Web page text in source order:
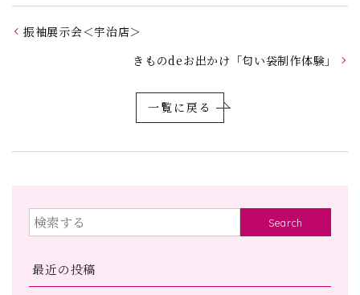
振袖展示会＜宇治店＞
きものdeお出かけ「匂い袋制作体験」
一覧に戻る
Search
最近の投稿